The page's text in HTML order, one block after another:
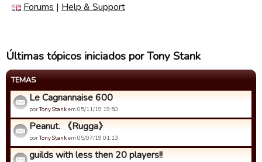
Forums | Help & Support
Últimas tópicos iniciados por Tony Stank
TEMAS
Le Cagnannaise 600
porTony Stankem 05/11/19 19:50
Peanut. 《Rugga》
porTony Stankem 05/07/19 01:13
guilds with less then 20 players!!